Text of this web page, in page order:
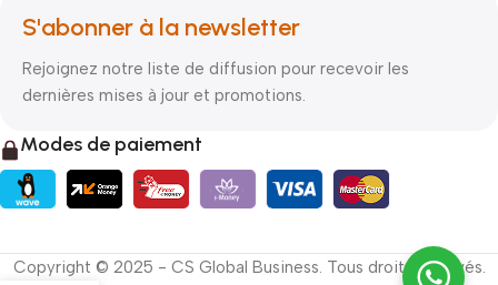
S'abonner à la newsletter
Rejoignez notre liste de diffusion pour recevoir les
dernières mises à jour et promotions.
Modes de paiement
Copyright © 2025 - CS Global Business. Tous droits reservés.